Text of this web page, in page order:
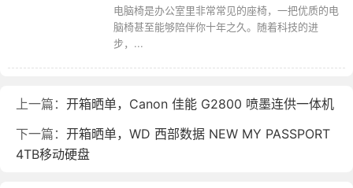
电脑椅是办公室里非常常见的座椅，一把优质的电
脑椅甚至能够陪伴你十年之久。随着科技的进
步，...
上一篇： 开箱晒单，Canon 佳能 G2800 喷墨连供一体机
下一篇： 开箱晒单，WD 西部数据 NEW MY PASSPORT
4TB移动硬盘